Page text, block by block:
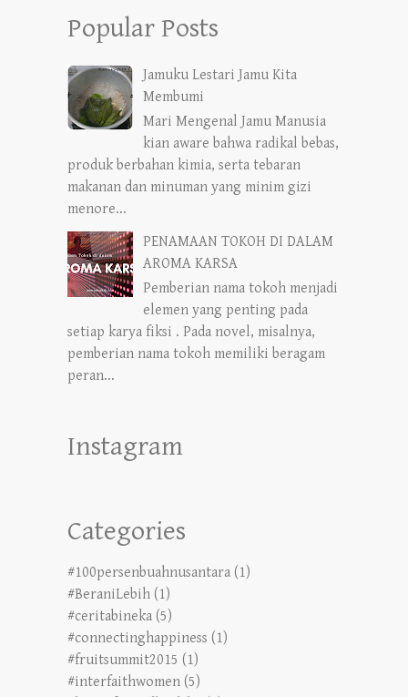
Popular Posts
Jamuku Lestari Jamu Kita
Membumi
Mari Mengenal Jamu Manusia
kian aware bahwa radikal bebas,
produk berbahan kimia, serta tebaran
makanan dan minuman yang minim gizi
menore...
PENAMAAN TOKOH DI DALAM
AROMA KARSA
Pemberian nama tokoh menjadi
elemen yang penting pada
setiap karya fiksi . Pada novel, misalnya,
pemberian nama tokoh memiliki beragam
peran...
Instagram
Categories
#100persenbuahnusantara (1)
#BeraniLebih (1)
#ceritabineka (5)
#connectinghappiness (1)
#fruitsummit2015 (1)
#interfaithwomen (5)